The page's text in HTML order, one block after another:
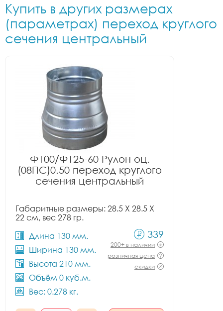
Купить в других размерах
(параметрах) переход круглого
сечения центральный
Ф100/Ф125-60 Рулон оц.
(08ПС)0.50 переход круглого
сечения центральный
Габаритные размеры: 28.5 X 28.5 X
22 см, вес 278 гр.
Длина 130 мм.
Ширина 130 мм.
Высота 210 мм.
Объём 0 куб.м.
Вес: 0.278 кг.
339
200+ в наличии
розничная цена
скидки